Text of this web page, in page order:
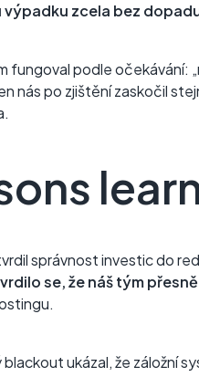
výpadku zcela bez
fungoval podle očekávání:
nás po zjištění zaskočil
správnost investic do
se, že náš tým
ukázal, že záložní